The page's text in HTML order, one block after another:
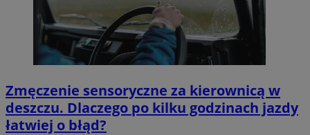
Zmęczenie sensoryczne za kierownicą w
deszczu. Dlaczego po kilku godzinach jazdy
łatwiej o błąd?